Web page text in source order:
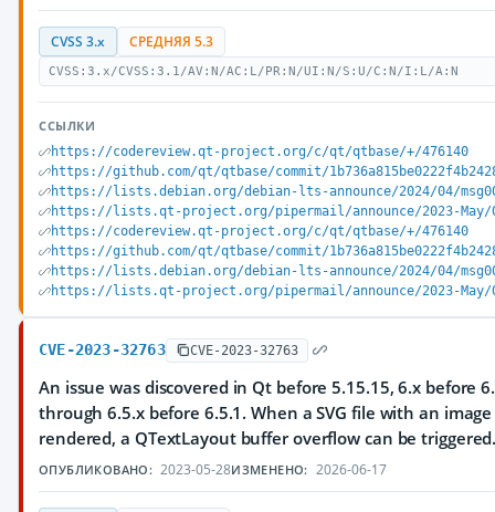
CVSS 3.x СРЕДНЯЯ 5.3
CVSS:3.x/CVSS:3.1/AV:N/AC:L/PR:N/UI:N/S:U/C:N/I:L/A:N
ССЫЛКИ
https://codereview.qt-project.org/c/qt/qtbase/+/476140
https://github.com/qt/qtbase/commit/
https://lists.debian.org/debian-lts-announce/2024/04/
https://lists.qt-project.org/pipermail/announce/2023-May/
https://codereview.qt-project.org/c/qt/qtbase/+/476140
https://github.com/qt/qtbase/commit/
https://lists.debian.org/debian-lts-announce/2024/04/
https://lists.qt-project.org/pipermail/announce/2023-May/
CVE-2023-32763 CVE-2023-32763
An issue was discovered in Qt before 5.15.15, 6.x before
through 6.5.x before 6.5.1. When a SVG file with an
rendered, a QTextLayout buffer overflow can be
ОПУБЛИКОВАНО: 2023-05-28ИЗМЕНЕНО: 2026-06-17